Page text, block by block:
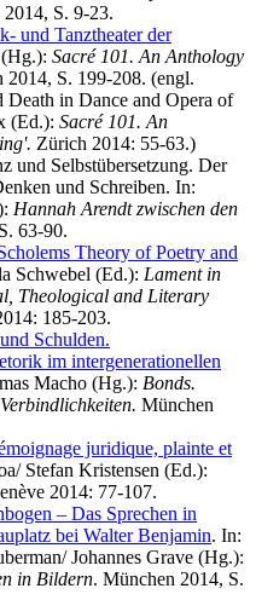
S. 9-23.
und Tanztheater der
Sacré 101. An Anthology
2014, S. 199-208. (engl.
Death in Dance and Opera of
(Ed.): Sacré 101. An
Zürich 2014: 55-63.)
und Selbstübersetzung. Der
und Schreiben. In:
Hannah Arendt zwischen den
63-90.
Theory of Poetry and
Schwebel (Ed.): Lament in
Theological and Literary
185-203.
Schulden.
im intergenerationellen
Macho (Hg.): Bonds.
München
juridique, plainte et
Stefan Kristensen (Ed.):
2014: 77-107.
– Das Sprechen in
bei Walter Benjamin. In:
Johannes Grave (Hg.):
in Bildern. München 2014, S.